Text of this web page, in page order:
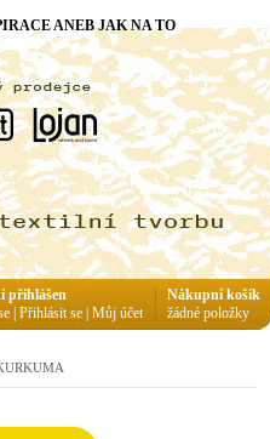
ANEB JAK NA TO
Nákupní košík
žádné položky
přihlášen
Přihlásit se Můj účet